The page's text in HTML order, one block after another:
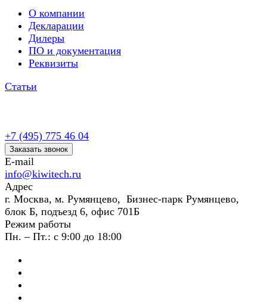
О компании
Декларации
Дилеры
ПО и документация
Реквизиты
Статьи
+7 (495) 775 46 04
Заказать звонок
E-mail
info@kiwitech.ru
Адрес
г. Москва, м. Румянцево, Бизнес-парк Румянцево,
блок Б, подъезд 6, офис 701Б
Режим работы
Пн. – Пт.: с 9:00 до 18:00